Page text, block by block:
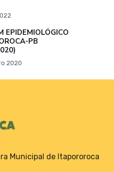
EPIDEMIOLÓGICO
PB
2020
Municipal de Itapororoca